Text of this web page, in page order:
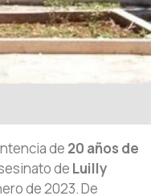
de 20 años de
de Luilly
de 2023. De